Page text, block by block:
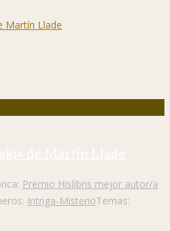
de Martín Llade
Premio Hislibris mejor autor/a
Intriga-MisterioTemas: